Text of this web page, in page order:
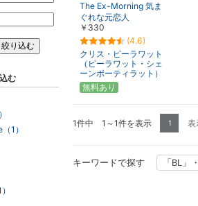
The Ex-Morning 気ま
ぐれな元恋人
￥330
(4.6)
クリス・ピーラワット
（ピーラワット・シェ
ーンポーティラット）
無料あり
1件中 1～1件を表示 1 表
キーワードで探す 「BL」
む
1）